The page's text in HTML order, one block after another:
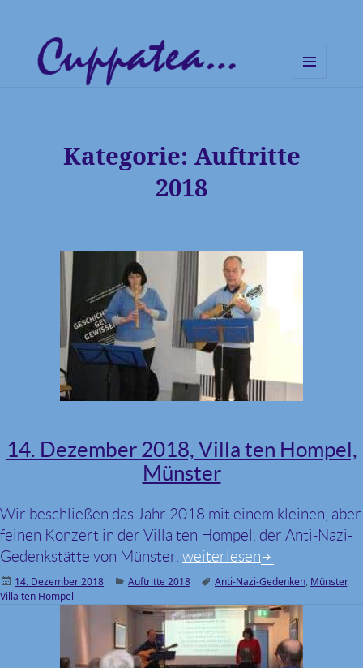
Kategorie: Auftritte
2018
14. Dezember 2018, Villa ten Hompel,
Münster
Wir beschließen das Jahr 2018 mit einem kleinen, aber
feinen Konzert in der Villa ten Hompel, der Anti-Nazi-
Gedenkstätte von Münster. 14. Dezember 2018, Villa
weiterlesen
Veröffentlicht
am
14. Dezember 2018 Kategorien
Auftritte 2018 Schlagwörter
Anti-Nazi-Gedenken, Münster,
Villa ten Hompel